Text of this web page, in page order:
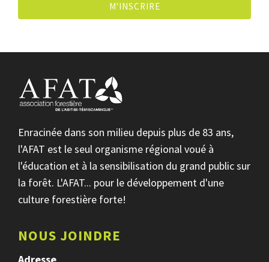
M'INSCRIRE
Enracinée dans son milieu depuis plus de 83 ans,
l'AFAT est le seul organisme régional voué à
l'éducation et à la sensibilisation du grand public sur
la forêt. L'AFAT... pour le développement d'une
culture forestière forte!
NOUS JOINDRE